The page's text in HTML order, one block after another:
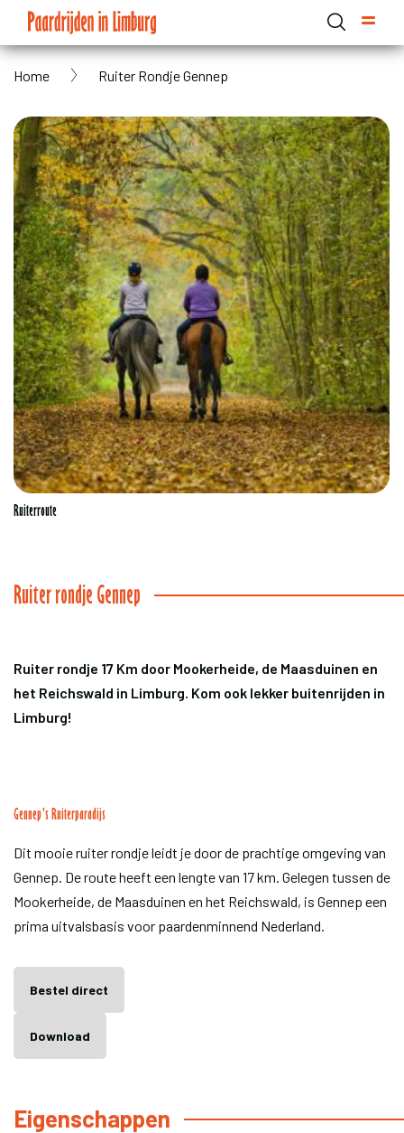
Overslaan
naar
gaan
Kruimelpad
Home Ruiter Rondje Gennep
Ruiterroute
Ruiter rondje Gennep
Ruiter rondje 17 Km door Mookerheide, de Maasduinen en
het Reichswald in Limburg. Kom ook lekker buitenrijden in
Limburg!
Gennep's Ruiterparadijs
Dit mooie ruiter rondje leidt je door de prachtige omgeving van
Gennep. De route heeft een lengte van 17 km. Gelegen tussen de
Mookerheide, de Maasduinen en het Reichswald, is Gennep een
prima uitvalsbasis voor paardenminnend Nederland.
Bestel direct
Download
Eigenschappen